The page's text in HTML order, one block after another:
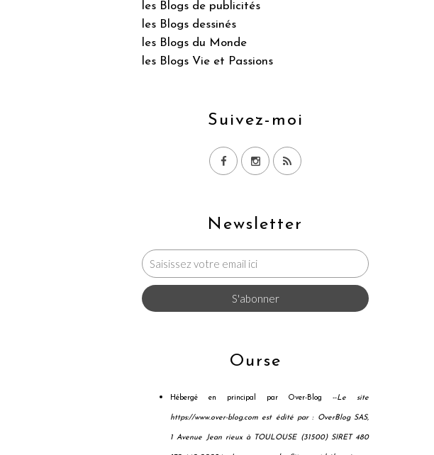
Newsletter
les Blogs de publicités
les Blogs dessinés
les Blogs du Monde
les Blogs Vie et Passions
Suivez-moi
Ourse
Hébergé en principal par Over-Blog --Le site
https://www.over-blog.com est édité par : OverBlog SAS,
1 Avenue Jean rieux à TOULOUSE (31500) SIRET 480